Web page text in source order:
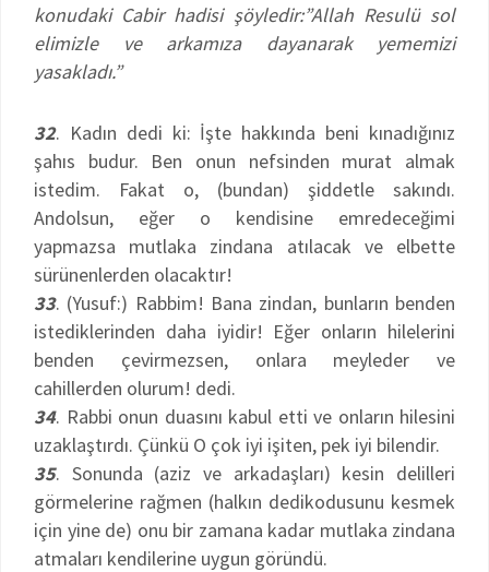
konudaki Cabir hadisi şöyledir:”Allah Resulü sol
elimizle ve arkamıza dayanarak yememizi
yasakladı.”
32. Kadın dedi ki: İşte hakkında beni kınadığınız
şahıs budur. Ben onun nefsinden murat almak
istedim. Fakat o, (bundan) şiddetle sakındı.
Andolsun, eğer o kendisine emredeceğimi
yapmazsa mutlaka zindana atılacak ve elbette
sürünenlerden olacaktır!
33. (Yusuf:) Rabbim! Bana zindan, bunların benden
istediklerinden daha iyidir! Eğer onların hilelerini
benden çevirmezsen, onlara meyleder ve
cahillerden olurum! dedi.
34. Rabbi onun duasını kabul etti ve onların hilesini
uzaklaştırdı. Çünkü O çok iyi işiten, pek iyi bilendir.
35. Sonunda (aziz ve arkadaşları) kesin delilleri
görmelerine rağmen (halkın dedikodusunu kesmek
için yine de) onu bir zamana kadar mutlaka zindana
atmaları kendilerine uygun göründü.